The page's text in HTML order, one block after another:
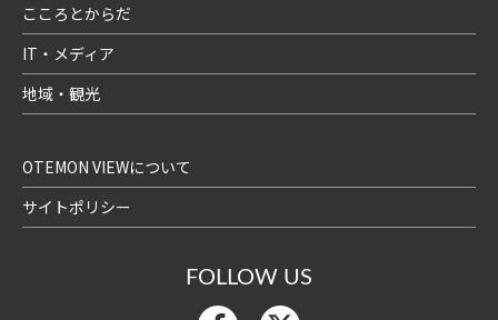
こころとからだ
IT・メディア
地域・観光
OTEMON VIEWについて
サイトポリシー
FOLLOW US